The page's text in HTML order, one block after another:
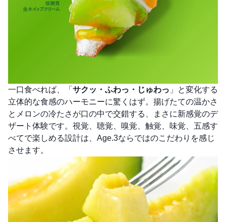
一口食べれば、「 サクッ・ふわっ・じゅわっ 」と変化する
立体的な食感のハーモニーに驚くはず。揚げたての温かさ
とメロンの冷たさが口の中で交錯する、まさに新感覚のデ
ザート体験です。視覚、聴覚、嗅覚、触覚、味覚、五感す
べてで楽しめる設計は、Age.3ならではのこだわりを感じ
させます。